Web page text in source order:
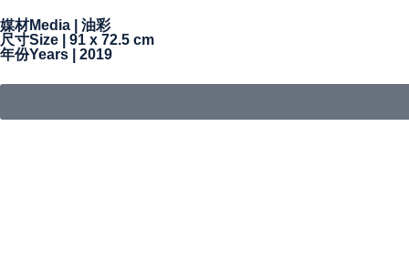
媒材Media | 油彩
尺寸Size | 91 x 72.5 cm
年份Years | 2019